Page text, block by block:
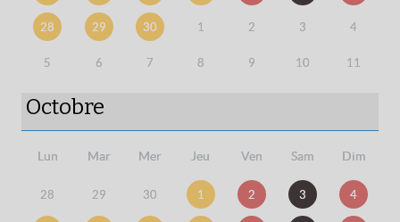
28 29 30 1 2 3 4
5 6 7 8 9 10 11
Octobre
Lun Mar Mer Jeu Ven Sam Dim
28 29 30 1 2 3 4